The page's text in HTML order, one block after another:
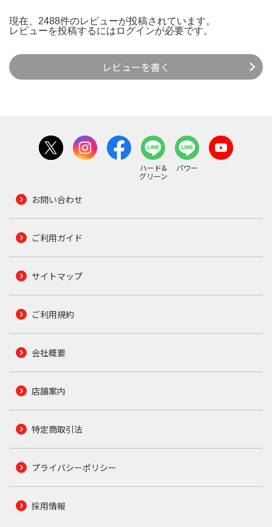
現在、2488件のレビューが投稿されています。
レビューを投稿するには ログインが必要です。
レビューを書く
ハード&
グリーン
パワー
お問い合わせ
ご利用ガイド
サイトマップ
ご利用規約
会社概要
店舗案内
特定商取引法
プライバシーポリシー
採用情報